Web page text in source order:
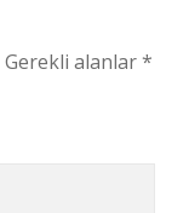
Gerekli alanlar*